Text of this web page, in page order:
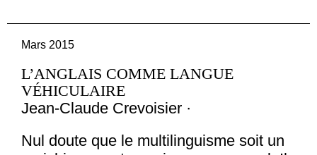
Mars 2015
L’ANGLAIS COMME LANGUE
VÉHICULAIRE
Jean-Claude Crevoisier ·
Nul doute que le multilinguisme soit un